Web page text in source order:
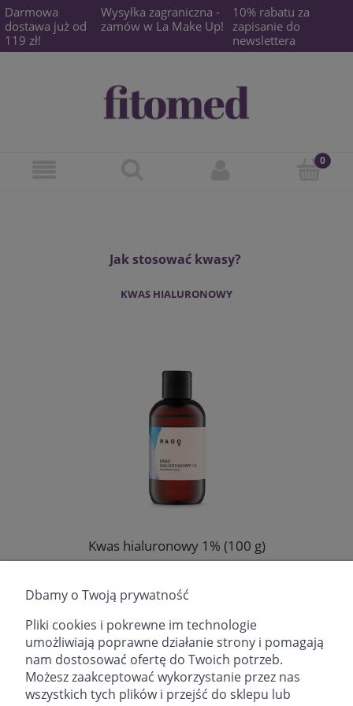
Darmowa
dostawa już od
119 zł!
Wysyłka zagraniczna -
zamów w La Make Up!
10% rabatu za
zapisanie do
newslettera
Jak stosować kwasy?
KWAS HIALURONOWY
Kwas hialuronowy 1% (100 g)
25,99 zł
DO KOSZYKA
Dbamy o Twoją prywatność
Pliki cookies i pokrewne im technologie
umożliwiają poprawne działanie strony i pomagają
nam dostosować ofertę do Twoich potrzeb.
Możesz zaakceptować wykorzystanie przez nas
wszystkich tych plików i przejść do sklepu lub